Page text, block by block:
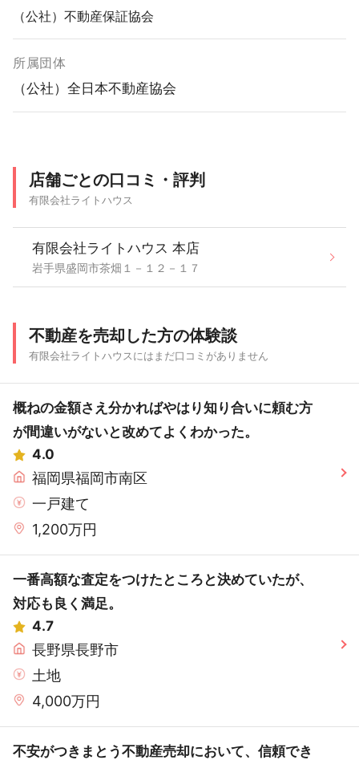
（公社）不動産保証協会
所属団体
（公社）全日本不動産協会
店舗ごとの口コミ・評判
有限会社ライトハウス
有限会社ライトハウス 本店
岩手県盛岡市茶畑１－１２－１７
不動産を売却した方の体験談
有限会社ライトハウスにはまだ口コミがありません
概ねの金額さえ分かればやはり知り合いに頼む方
が間違いがないと改めてよくわかった。
4.0
福岡県福岡市南区
一戸建て
1,200万円
一番高額な査定をつけたところと決めていたが、
対応も良く満足。
4.7
長野県長野市
土地
4,000万円
不安がつきまとう不動産売却において、信頼でき